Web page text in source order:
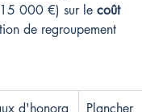
000 €) sur le coût
de regroupement
d'honora
Plancher